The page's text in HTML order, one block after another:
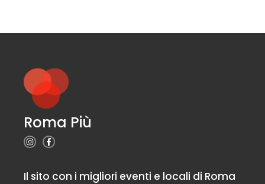
Roma Più
Il sito con i migliori eventi e locali di Roma